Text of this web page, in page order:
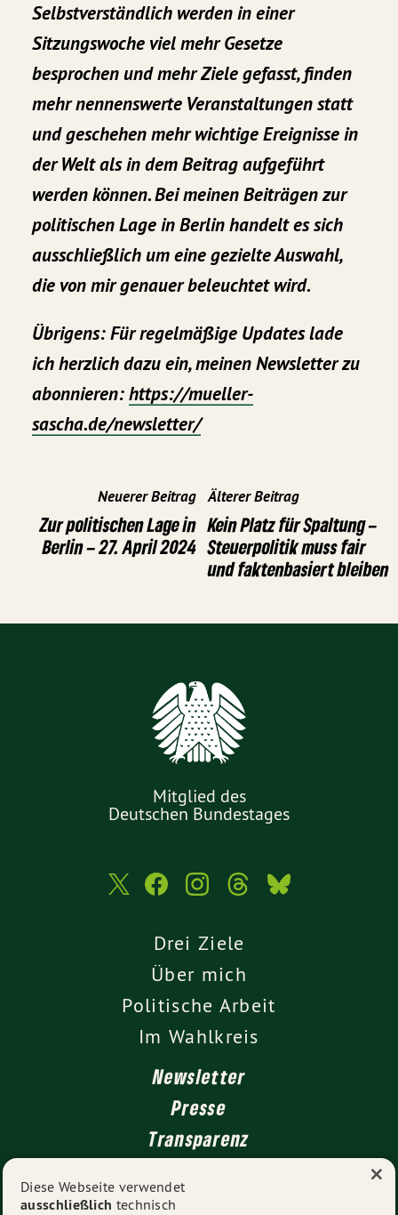
Selbstverständlich werden in einer
Sitzungswoche viel mehr Gesetze
besprochen und mehr Ziele gefasst, finden
mehr nennenswerte Veranstaltungen statt
und geschehen mehr wichtige Ereignisse in
der Welt als in dem Beitrag aufgeführt
werden können. Bei meinen Beiträgen zur
politischen Lage in Berlin handelt es sich
ausschließlich um eine gezielte Auswahl,
die von mir genauer beleuchtet wird.
Übrigens:Für regelmäßige Updates lade
ich herzlich dazu ein, meinen Newsletter zu
abonnieren:https://mueller-
sascha.de/newsletter/
Neuerer Beitrag
Zur politischen Lage in
Berlin – 27. April 2024
Älterer Beitrag
Kein Platz für Spaltung –
Steuerpolitik muss fair
und faktenbasiert bleiben
Mitglied des
Deutschen Bundestages
Drei Ziele
Über mich
Politische Arbeit
Im Wahlkreis
Newsletter
Presse
Transparenz
Impressum
Diese Webseite verwendet
ausschließlich technisch
×